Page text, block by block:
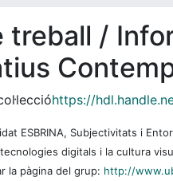
treball /
https://
ESBRINA, Subjectivitats i
digitals i la cultura
la pàgina del grup: http://